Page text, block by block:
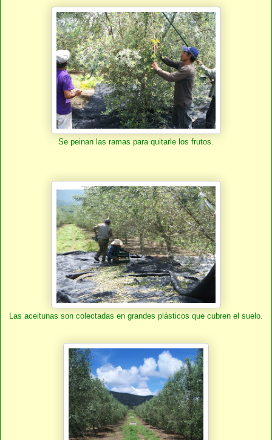
Se peinan las ramas para quitarle los frutos.
Las aceitunas son colectadas en grandes plásticos que cubren el suelo.